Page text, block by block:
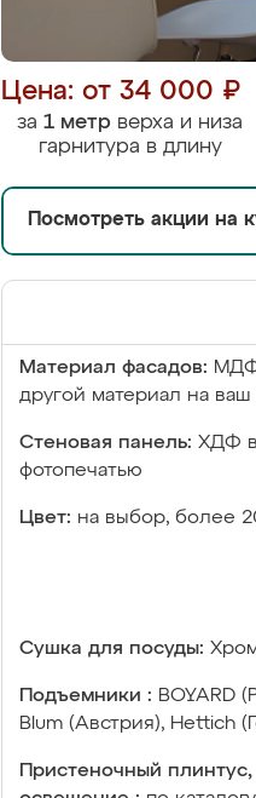
Цена: от 34 000 ₽
за 1 метр верха и низа
гарнитура в длину
Посмотреть акции на
Материал фасадов:
другой материал на
Стеновая панель: ХДФ в
фотопечатью
Цвет: на выбор, более
Сушка для посуды:
Подъемники : BOYARD
Blum (Австрия), Hettich
Пристеночный